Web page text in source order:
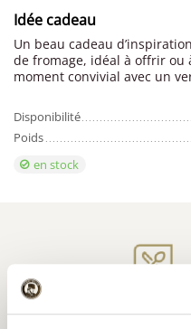
Idée cadeau
Un beau cadeau
de fromage, idéal à offrir ou
moment convivial avec un
Disponibilité
Poids
en stock
Recettes